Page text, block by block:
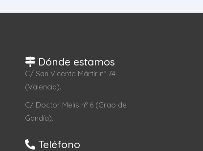
Dónde estamos
C/ San Vicente Mártir nº 74
(Valencia).
C/ Doctor Melis nº 6 (Grao de
Gandía).
Teléfono